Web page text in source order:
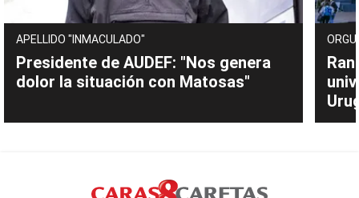
APELLIDO "INMACULADO"
Presidente de AUDEF: "Nos genera
dolor la situación con Matosas"